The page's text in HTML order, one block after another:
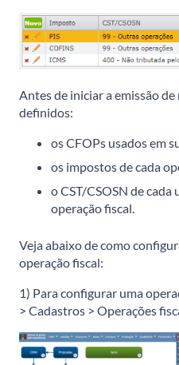
Antes de iniciar a emissão
definidos:
os CFOPs usados em
os impostos de cada
o CST/CSOSN de
operação fiscal.
Veja abaixo de como
operação fiscal:
1) Para configurar uma
> Cadastros > Operações